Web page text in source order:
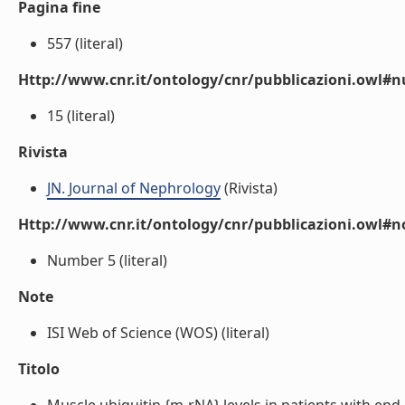
Pagina fine
557 (literal)
Http://www.cnr.it/ontology/cnr/
15 (literal)
Rivista
JN. Journal of Nephrology(Rivista)
Http://www.cnr.it/ontology/cnr/
Number 5 (literal)
Note
ISI Web of Science (WOS) (literal)
Titolo